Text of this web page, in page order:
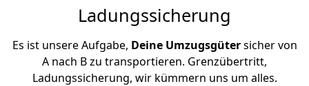
Ladungssicherung
Es ist unsere Aufgabe, Deine Umzugsgütersicher von
A nach B zu transportieren. Grenzübertritt,
Ladungssicherung, wir kümmern uns um alles.